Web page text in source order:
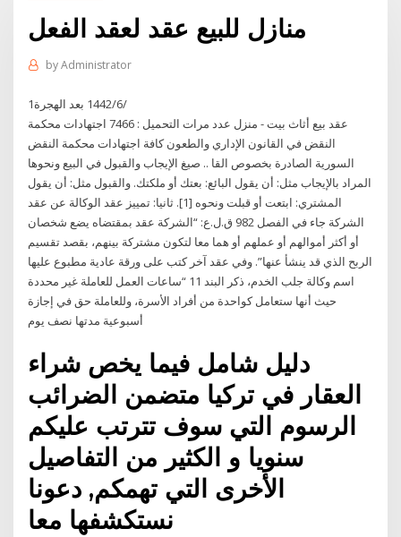
منازل للبيع عقد لعقد الفعل
byAdministrator
1‏‏/6‏‏/1442 بعد الهجرة
عقد بيع أثاث بيت - منزل عدد مرات التحميل : 7466 اجتهادات محكمة
النقض في القانون الإداري والطعون كافة اجتهادات محكمة النقض
السورية الصادرة بخصوص القا .. صيغ الإيجاب والقبول في البيع ونحوها
المراد بالإيجاب مثل: أن يقول البائع: بعتك أو ملكتك. والقبول مثل: أن يقول
المشتري: ابتعت أو قبلت ونحوه [1]. ثانيا: تمييز عقد الوكالة عن عقد
الشركة جاء في الفصل 982 ق.ل.ع: “الشركة عقد بمقتضاه يضع شخصان
أو أكثر أموالهم أو عملهم أو هما معا لتكون مشتركة بينهم، بقصد تقسيم
الربح الذي قد ينشأ عنها”. وفي عقد آخر كتب على ورقة عادية مطبوع عليها
اسم وكالة جلب الخدم، ذكر البند 11 “ساعات العمل للعاملة غير محددة
حيث أنها ستعامل كواحدة من أفراد الأسرة، وللعاملة حق في إجازة
أسبوعية مدتها نصف يوم
دليل شامل فيما يخص شراء
العقار في تركيا متضمن الضرائب
الرسوم التي سوف تترتب عليكم
سنويا و الكثير من التفاصيل
الأخرى التي تهمكم, دعونا
نستكشفها معا